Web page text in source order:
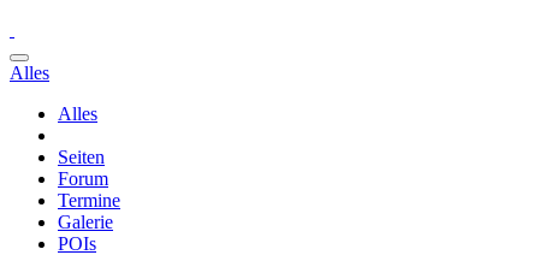
Alles
Alles
Seiten
Forum
Termine
Galerie
POIs